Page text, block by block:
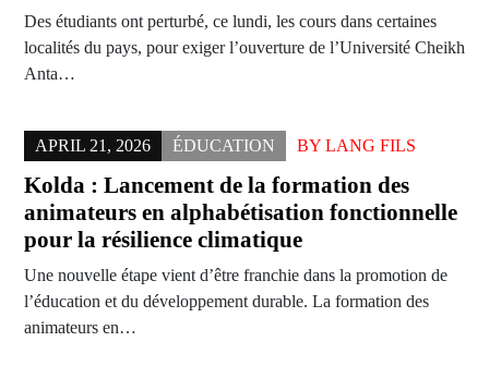
Des étudiants ont perturbé, ce lundi, les cours dans certaines
localités du pays, pour exiger l’ouverture de l’Université Cheikh
Anta…
APRIL 21, 2026 ÉDUCATION BY LANG FILS
Kolda : Lancement de la formation des
animateurs en alphabétisation fonctionnelle
pour la résilience climatique
Une nouvelle étape vient d’être franchie dans la promotion de
l’éducation et du développement durable. La formation des
animateurs en…